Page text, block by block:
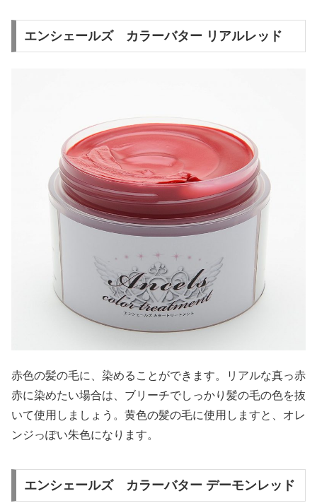
エンシェールズ カラーバター リアルレッド
赤色の髪の毛に、染めることができます。リアルな真っ赤
赤に染めたい場合は、ブリーチでしっかり髪の毛の色を抜
いて使用しましょう。黄色の髪の毛に使用しますと、オレ
ンジっぽい朱色になります。
エンシェールズ カラーバター デーモンレッド